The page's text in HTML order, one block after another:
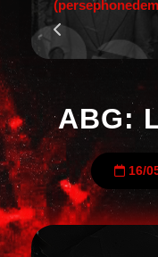
ABG:
16/